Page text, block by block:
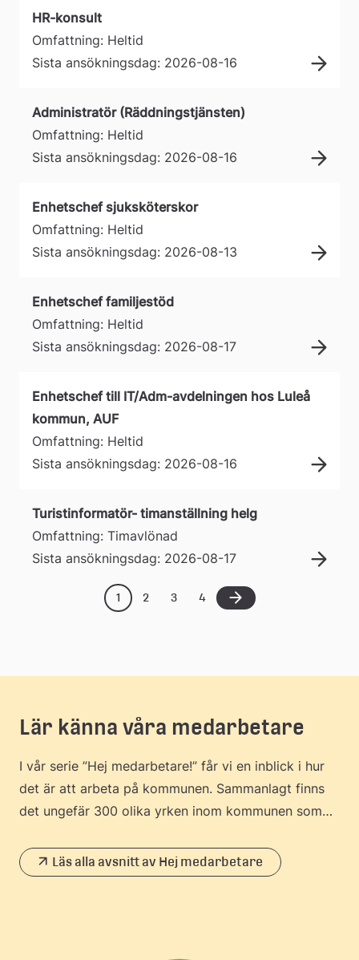
HR-konsult
Omfattning: Heltid
Sista ansökningsdag: 2026-08-16
Administratör (Räddningstjänsten)
Omfattning: Heltid
Sista ansökningsdag: 2026-08-16
Enhetschef sjuksköterskor
Omfattning: Heltid
Sista ansökningsdag: 2026-08-13
Enhetschef familjestöd
Omfattning: Heltid
Sista ansökningsdag: 2026-08-17
Enhetschef till IT/Adm-avdelningen hos Luleå
kommun, AUF
Omfattning: Heltid
Sista ansökningsdag: 2026-08-16
Turistinformatör- timanställning helg
Omfattning: Timavlönad
Sista ansökningsdag: 2026-08-17
1 2 3 4
Lär känna våra medarbetare
I vår serie ”Hej medarbetare!” får vi en inblick i hur
det är att arbeta på kommunen. Sammanlagt finns
det ungefär 300 olika yrken inom kommunen som
Läs alla avsnitt av Hej medarbetare